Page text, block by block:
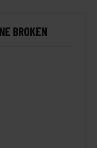
BROKEN